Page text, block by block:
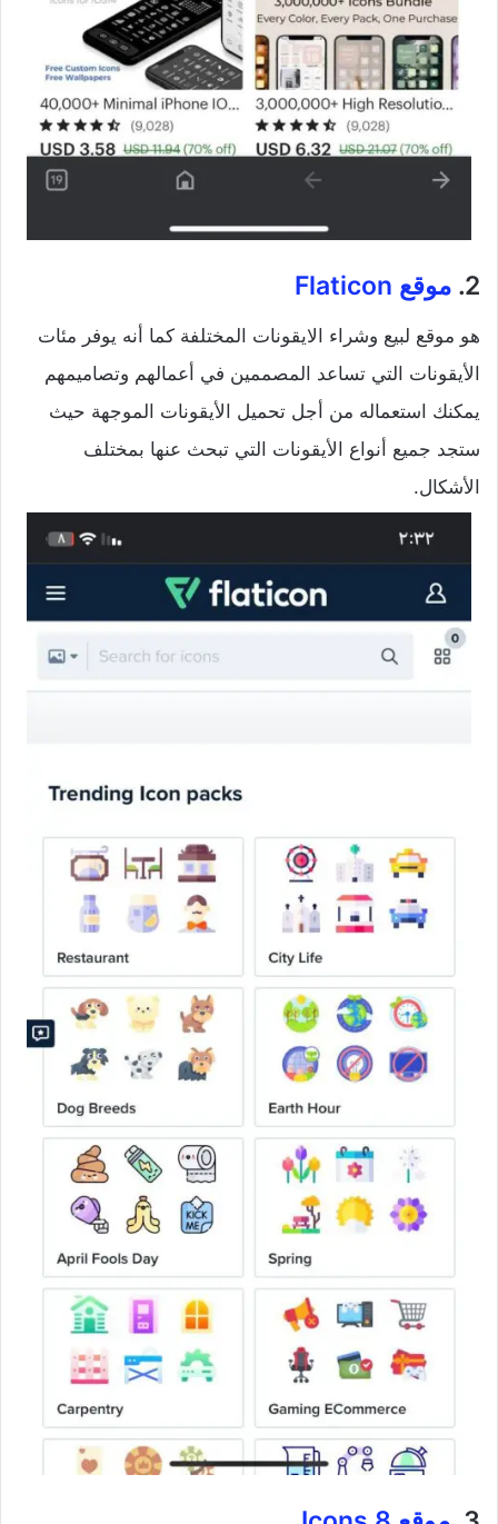
2. موقع Flaticon
هو موقع لبيع وشراء الايقونات المختلفة كما أنه يوفر مئات
الأيقونات التي تساعد المصممين في أعمالهم وتصاميمهم
يمكنك استعماله من أجل تحميل الأيقونات الموجهة حيث
ستجد جميع أنواع الأيقونات التي تبحث عنها بمختلف
الأشكال.